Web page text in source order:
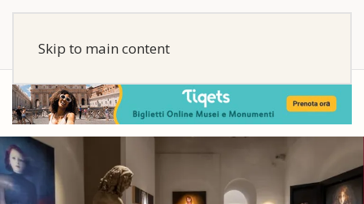
Skip to main content